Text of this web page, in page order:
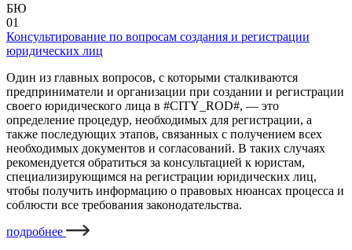
БЮ
01
Консультирование по вопросам создания и регистрации
юридических лиц
Один из главных вопросов, с которыми сталкиваются
предприниматели и организации при создании и регистрации
своего юридического лица в #CITY_ROD#, — это
определение процедур, необходимых для регистрации, а
также последующих этапов, связанных с получением всех
необходимых документов и согласований. В таких случаях
рекомендуется обратиться за консультацией к юристам,
специализирующимся на регистрации юридических лиц,
чтобы получить информацию о правовых нюансах процесса и
соблюсти все требования законодательства.
подробнее